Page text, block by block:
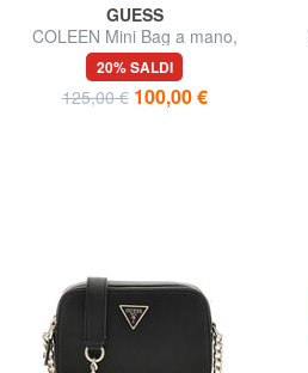
GUESS
COLEEN Mini Bag a mano,
con tracolla
20% SALDI
125,00 € 100,00 €